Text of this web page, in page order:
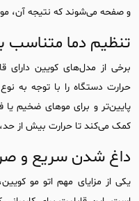
و صفحه می‌شوند که نتیجه آن،
تنظیم دما متناسب
برخی از مدل‌های کویین دارای
حرارت دستگاه را با توجه به
پایین‌تر و برای موهای ضخیم یا
کمک می‌کند تا حرارت بیش از
داغ شدن سریع و
یکی از مزایای مهم اتو مو